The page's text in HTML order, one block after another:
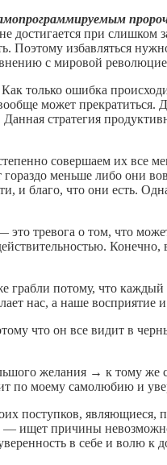
достигается при
Поэтому избавляться
с мировой
только ошибка
может прекратиться.
Данная стратегия
совершаем их все
меньше либо они
и благо, что они есть.
тревога о том, что
потому, что
нас, а наше восприятие
что он все видит в
желания → к тому же
по моему самолюбию и
поступков, являющиеся,
— ищет причины
в себе и волю